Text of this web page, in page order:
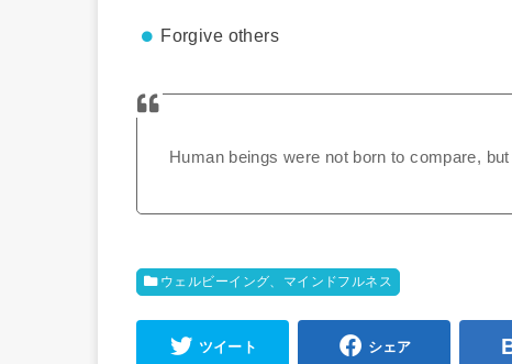
Forgive others
Human beings were not born to compare,
ウェルビーイング、マインドフルネス
ツイート シェア